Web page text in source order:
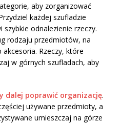
aby zorganizować
każdej szufladzie
odnalezienie rzeczy.
rodzaju przedmiotów, na
akcesoria. Rzeczy, które
w górnych szufladach, aby
dalej poprawić organizację.
używane przedmioty, a
umieszczaj na górze